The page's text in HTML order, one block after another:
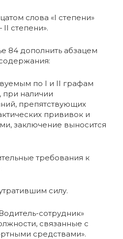
слова «I степени»
степени».
84 дополнить абзацем
по I и II графам
при наличии
препятствующих
прививок и
заключение выносится
требования к
силу.
сотрудник»
связанные с
средствами».